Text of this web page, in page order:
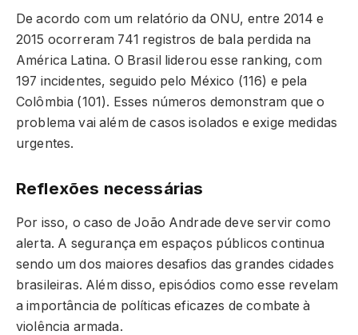
De acordo com um relatório da ONU, entre 2014 e
2015 ocorreram 741 registros de bala perdida na
América Latina. O Brasil liderou esse ranking, com
197 incidentes, seguido pelo México (116) e pela
Colômbia (101). Esses números demonstram que o
problema vai além de casos isolados e exige medidas
urgentes.
Reflexões necessárias
Por isso, o caso de João Andrade deve servir como
alerta. A segurança em espaços públicos continua
sendo um dos maiores desafios das grandes cidades
brasileiras. Além disso, episódios como esse revelam
a importância de políticas eficazes de combate à
violência armada.